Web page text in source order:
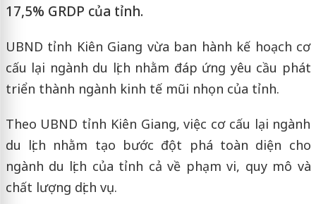
17,5% GRDP của tỉnh.
UBND tỉnh Kiên Giang vừa ban hành kế hoạch cơ
cấu lại ngành du lịch nhằm đáp ứng yêu cầu phát
triển thành ngành kinh tế mũi nhọn của tỉnh.
Theo UBND tỉnh Kiên Giang, việc cơ cấu lại ngành
du lịch nhằm tạo bước đột phá toàn diện cho
ngành du lịch của tỉnh cả về phạm vi, quy mô và
chất lượng dịch vụ.